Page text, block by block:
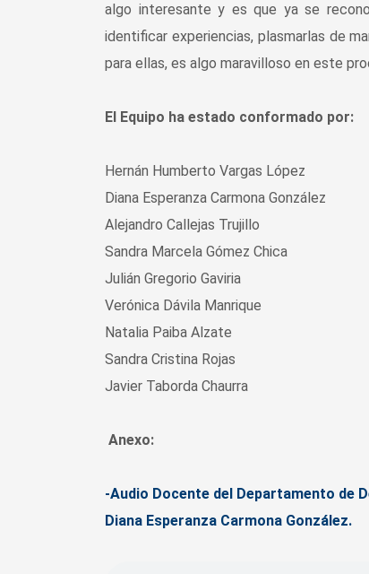
algo interesante y es que ya se
identificar experiencias, plasmarlas de
para ellas, es algo maravilloso en este
El Equipo ha estado conformado por:
Hernán Humberto Vargas López
Diana Esperanza Carmona González
Alejandro Callejas Trujillo
Sandra Marcela Gómez Chica
Julián Gregorio Gaviria
Verónica Dávila Manrique
Natalia Paiba Alzate
Sandra Cristina Rojas
Javier Taborda Chaurra
Anexo:
-Audio Docente del Departamento de
Diana Esperanza Carmona González.